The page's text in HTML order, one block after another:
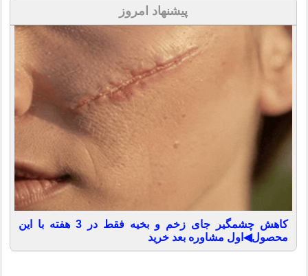
پیشنهاد امروز
کاهش چشمگیر جای زخم و بخیه فقط در 3 هفته با این
محصول◀اول مشاوره بعد خرید